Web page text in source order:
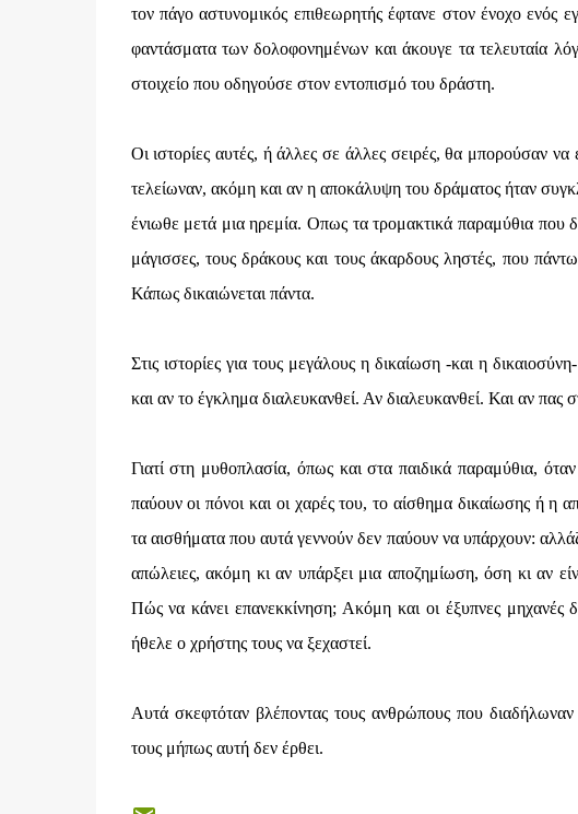
τον πάγο αστυνομικός επιθεωρητής έφτανε στον ένοχο ενός
φαντάσματα των δολοφονημένων και άκουγε τα τελευταία
στοιχείο που οδηγούσε στον εντοπισμό του δράστη.
Οι ιστορίες αυτές, ή άλλες σε άλλες σειρές, θα μπορούσαν
τελείωναν, ακόμη και αν η αποκάλυψη του δράματος ήταν
ένιωθε μετά μια ηρεμία. Οπως τα τρομακτικά παραμύθια που
μάγισσες, τους δράκους και τους άκαρδους ληστές, που
Κάπως δικαιώνεται πάντα.
Στις ιστορίες για τους μεγάλους η δικαίωση -και η
και αν το έγκλημα διαλευκανθεί. Αν διαλευκανθεί. Και αν πας
Γιατί στη μυθοπλασία, όπως και στα παιδικά παραμύθια,
παύουν οι πόνοι και οι χαρές του, το αίσθημα δικαίωσης ή η
τα αισθήματα που αυτά γεννούν δεν παύουν να υπάρχουν:
απώλειες, ακόμη κι αν υπάρξει μια αποζημίωση, όση κι αν
Πώς να κάνει επανεκκίνηση; Ακόμη και οι έξυπνες μηχανές
ήθελε ο χρήστης τους να ξεχαστεί.
Αυτά σκεφτόταν βλέποντας τους ανθρώπους που
τους μήπως αυτή δεν έρθει.